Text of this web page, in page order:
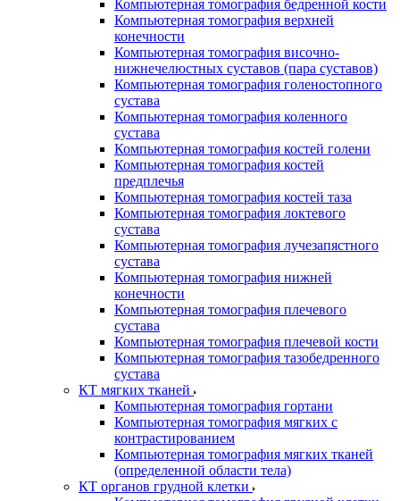
Компьютерная томография бедренной кости
Компьютерная томография верхней
конечности
Компьютерная томография височно-
нижнечелюстных суставов (пара суставов)
Компьютерная томография голеностопного
сустава
Компьютерная томография коленного
сустава
Компьютерная томография костей голени
Компьютерная томография костей
предплечья
Компьютерная томография костей таза
Компьютерная томография локтевого
сустава
Компьютерная томография лучезапястного
сустава
Компьютерная томография нижней
конечности
Компьютерная томография плечевого
сустава
Компьютерная томография плечевой кости
Компьютерная томография тазобедренного
сустава
КТ мягких тканей
Компьютерная томография гортани
Компьютерная томография мягких с
контрастированием
Компьютерная томография мягких тканей
(определенной области тела)
КТ органов грудной клетки